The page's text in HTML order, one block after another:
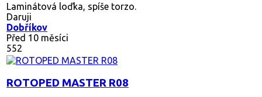
Laminátová loďka, spíše torzo.
Daruji
Dobříkov
Před 10 měsíci
552
ROTOPED MASTER R08